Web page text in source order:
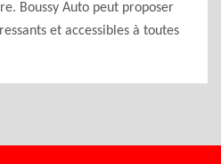
Boussy Auto peut proposer
et accessibles à toutes